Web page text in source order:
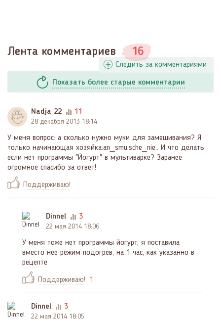
Лента комментариев 16
Следить за комментариями
Показать более старые комментарии
Nadja 22 11
28 декабря 2013 18:14
У меня вопрос: а сколько нужно муки для замешивания? Я
только начинающая хозяйка:an_smu:sche_nie:. И что делать
если нет программы "Йогурт" в мультиварке? Заранее
огромное спасибо за ответ!
Поддерживаю!
Dinnel 3
22 мая 2014 18:06
У меня тоже нет программы йогурт, я поставила
вместо нее режим подогрев, на 1 час, как указанно в
рецепте
Поддерживаю! 1
Dinnel 3
22 мая 2014 18:05